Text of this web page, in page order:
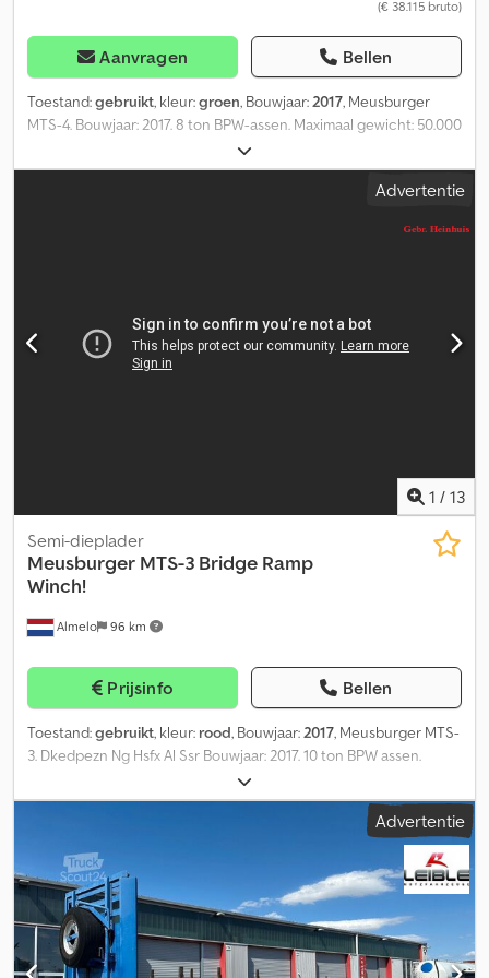
(€ 38.115 bruto)
Aanvragen Bellen
Toestand:gebruikt, kleur:groen, Bouwjaar:2017, Meusburger
MTS-4. Bouwjaar: 2017. 8 ton BPW-assen. Maximaal gewicht: 50.000
kg. Trekgewicht: 18.000 kg. 4 meter uitschuifbaar. EBS ABS ALB.
Draaivergrendelingen. Luchtvering. 3e en 4e as zijn stuurassen
(volgassen). Gegalvaniseerd. Afmetingen: L: 3950 mm. B: 2550 mm.
2550 mm. H: 800 mm. Banden: 205/65R17,5 70%. Mega - Laadbak!
gesloten en de onderhandelingen die daaraan voorafgaan. Door
op welke wijze dan ook te reageren, aanvaardt u de
toepasselijkheid van de algemene voorwaarden van Heinhuis en
Advertentie
1 / 13
Almelo 96 km
Semi-dieplader
Meusburger MTS-3 Bridge Ramp
Winch!
Prijsinfo Bellen
Toestand:gebruikt, kleur: rood, Bouwjaar:2017, Meusburger MTS-
3. Dkedpezn Ng Hsfx Al Ssr Bouwjaar: 2017. 10 ton BPW assen.
Maximaal gewicht: 38.500 kg. EBS ABS ALB. Hydraulisch systeem
van de aanhanger, geschikt voor gebruik met een NATO-
koppeling. Gegroefde vloer. Hydraulische brug van vloer naar
zwanenhals: - Lengte: 3450 mm. Lier. Hydraulisch uitschuifbare
laadklep. Luchtvering. Derde as als stuuras (met naloopsturing).
Afmetingen: Zwanenhals: L: 3370 mm. B: 2550 mm. H: 1300 mm.
Hoogte zadelpen: 1150 mm. Vloer: L: 7100 + 2750 mm. B: 2550 mm. H:
900 mm. Banden: 235/75R17,5, 50% profiel. Duitse aanhanger! ID-
nummer: 528. De algemene voorwaarden van Heinhuis zijn van
Advertentie